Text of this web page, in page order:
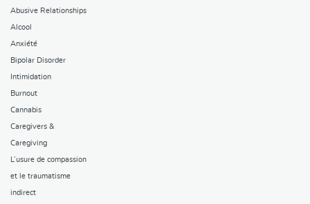
Abusive Relationships
Alcool
Anxiété
Bipolar Disorder
Intimidation
Burnout
Cannabis
Caregivers &
Caregiving
L’usure de compassion
et le traumatisme
indirect